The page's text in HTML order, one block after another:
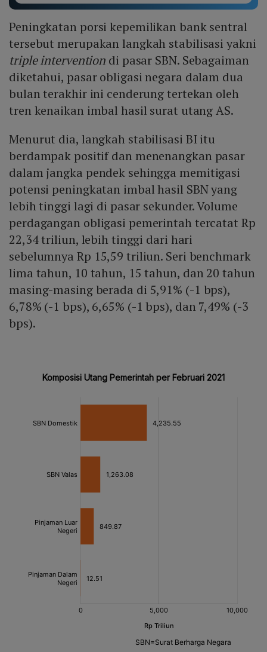
Peningkatan porsi kepemilikan bank sentral
tersebut merupakan langkah stabilisasi yakni
triple intervention di pasar SBN. Sebagaiman
diketahui, pasar obligasi negara dalam dua
bulan terakhir ini cenderung tertekan oleh
tren kenaikan imbal hasil surat utang AS.
Menurut dia, langkah stabilisasi BI itu
berdampak positif dan menenangkan pasar
dalam jangka pendek sehingga memitigasi
potensi peningkatan imbal hasil SBN yang
lebih tinggi lagi di pasar sekunder. Volume
perdagangan obligasi pemerintah tercatat Rp
22,34 triliun, lebih tinggi dari hari
sebelumnya Rp 15,59 triliun. Seri benchmark
lima tahun, 10 tahun, 15 tahun, dan 20 tahun
masing-masing berada di 5,91% (-1 bps),
6,78% (-1 bps), 6,65% (-1 bps), dan 7,49% (-3
bps).